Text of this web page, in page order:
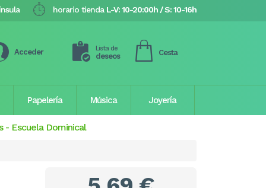
horario tienda L-V: 10-20:00h / S: 10-16h
Acceder Lista de
deseos Cesta
Papelería Música Joyería
- Escuela Dominical